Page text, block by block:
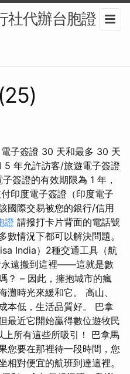
社代辦台胞證，
子簽證 30 天和最多 30 天
5 年允許訪客/旅遊電子簽證
簽證的有效期限為 1 年，
印度電子簽證（印度電子
國際交易被您的銀行/信用
證 請撥打卡片背面的電話號
情況下都可以解決問題。
India）2種交通工具（航
永遠搬到這裡——這就是數
？ – 因此，擁抱城市的瘋
灘時光來緩和它。 高山、
本低，生活品質好。 巴拿
最近它開始贏得數位遊牧民
所有這些所吸引！ 巴拿馬
您要在那裡待一段時間，您
對便宜的航班到達這裡。